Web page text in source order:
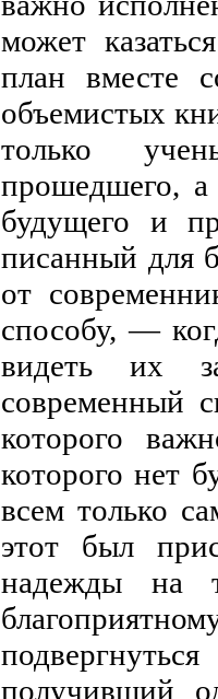
может
план вместе
объемистых
только
прошедшего, а
будущего и
писанный для
от
способу, —
видеть их
современный
которого
которого нет
всем только
этот был
надежды на
получивший